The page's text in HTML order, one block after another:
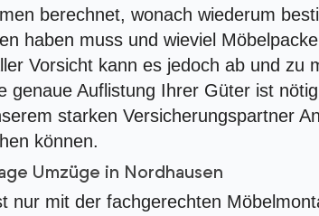
berechnet, wonach wiederum
haben muss und wieviel
Vorsicht kann es jedoch ab und zu
genaue Auflistung Ihrer Güter ist
starken Versicherungspartner
können.
Umzüge in Nordhausen
nur mit der fachgerechten